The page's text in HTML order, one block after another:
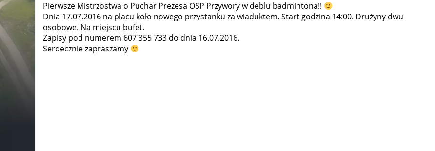
Pierwsze Mistrzostwa o Puchar Prezesa OSP Przywory w deblu badmintona!!
Dnia 17.07.2016 na placu koło nowego przystanku za wiaduktem. Start godzina 14:00. Drużyny dwu
osobowe. Na miejscu bufet.
Zapisy pod numerem 607 355 733 do dnia 16.07.2016.
Serdecznie zapraszamy